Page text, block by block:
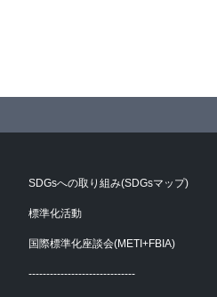
SDGsへの取り組み(SDGsマップ)
標準化活動
国際標準化座談会(METI+FBIA)
------------------------------